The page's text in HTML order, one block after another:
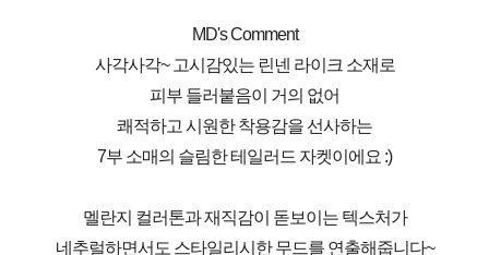
MD's Comment
사각사각~ 고시감있는 린넨 라이크 소재로
피부 들러붙음이 거의 없어
쾌적하고 시원한 착용감을 선사하는
7부 소매의 슬림한 테일러드 자켓이에요 :)
멜란지 컬러톤과 재직감이 돋보이는 텍스처가
네추럴하면서도 스타일리시한 무드를 연출해줍니다~